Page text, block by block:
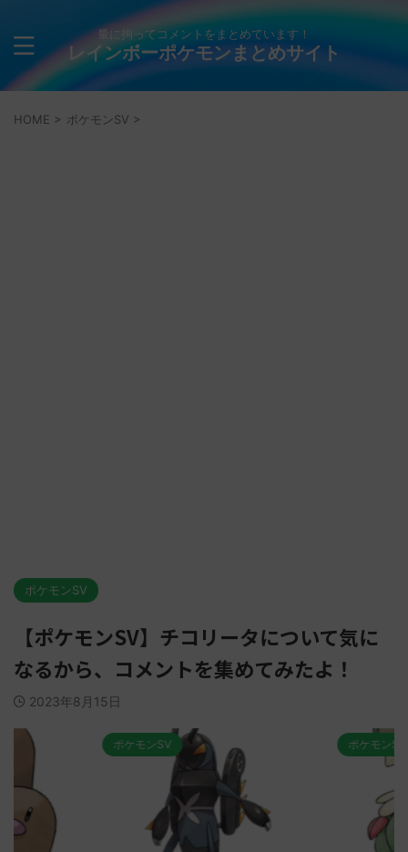
量に拘ってコメントをまとめています！
レインボーポケモンまとめサイト
HOME > ポケモンSV >
ポケモンSV
【ポケモンSV】チコリータについて気に
なるから、コメントを集めてみたよ！
2023年8月15日
ポケモンSV ポケモンSV